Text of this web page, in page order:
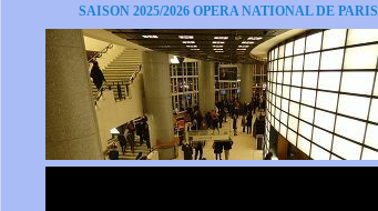
SAISON 2025/2026 OPERA NATIONAL DE PARIS